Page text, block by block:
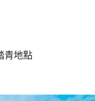
青地點